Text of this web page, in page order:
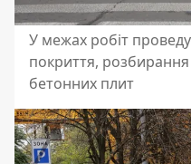
У межах робіт
покриття,
бетонних плит